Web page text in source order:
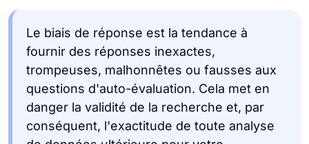
Le biais de réponse est la tendance à
fournir des réponses inexactes,
trompeuses, malhonnêtes ou fausses aux
questions d'auto-évaluation. Cela met en
danger la validité de la recherche et, par
conséquent, l'exactitude de toute analyse